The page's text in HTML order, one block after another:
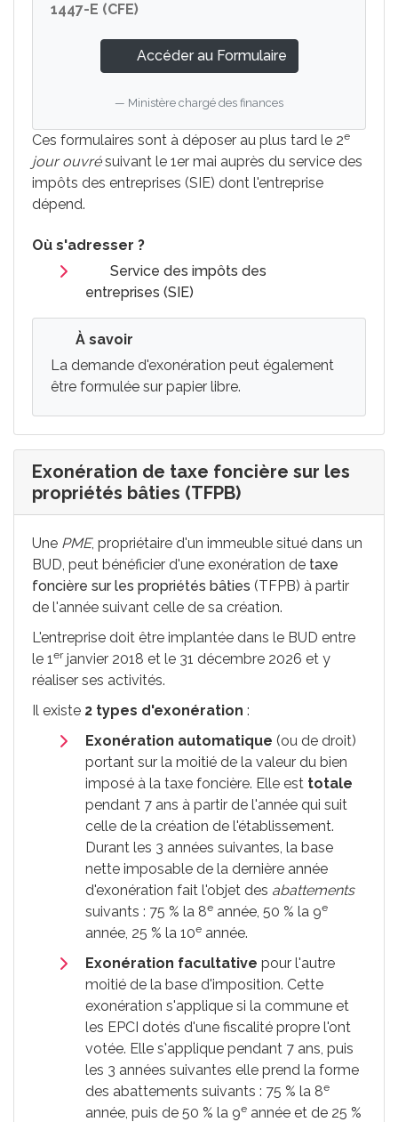
1447-E (CFE)
Accéder au Formulaire
Ministère chargé des finances
Ces formulaires sont à déposer au plus tard le 2e
jour ouvrésuivant le 1er mai auprès du service des
impôts des entreprises (SIE) dont l'entreprise
dépend.
Où s'adresser ?
Service des impôts des
entreprises (SIE)
À savoir
La demande d'exonération peut également
être formulée sur papier libre.
Exonération de taxe foncière sur les
propriétés bâties (TFPB)
Une PME, propriétaire d'un immeuble situé dans un
BUD, peut bénéficier d'une exonération de taxe
foncière sur les propriétés bâties (TFPB) à partir
de l'année suivant celle de sa création.
L'entreprise doit être implantée dans le BUD entre
le 1erjanvier 2018 et le 31 décembre 2026 et y
réaliser ses activités.
Il existe 2 types d'exonération :
Exonération automatique (ou de droit)
portant sur la moitié de la valeur du bien
imposé à la taxe foncière. Elle est totale
pendant 7 ans à partir de l'année qui suit
celle de la création de l'établissement.
Durant les 3 années suivantes, la base
nette imposable de la dernière année
d'exonération fait l'objet des abattements
suivants : 75 % la 8e année, 50 % la 9e
année, 25 % la 10e année.
Exonération facultative pour l'autre
moitié de la base d'imposition. Cette
exonération s'applique si la commune et
les EPCI dotés d'une fiscalité propre l'ont
votée. Elle s'applique pendant 7 ans, puis
les 3 années suivantes elle prend la forme
des abattements suivants : 75 % la 8e
année, puis de 50 % la 9e année et de 25 %